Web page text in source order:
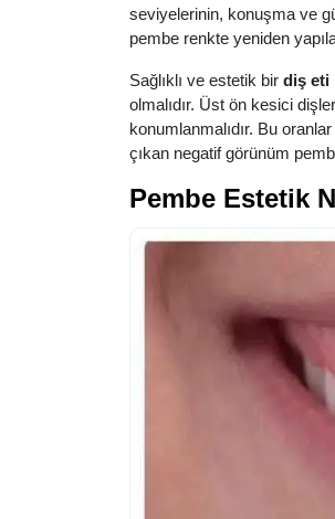
seviyelerinin, konuşma ve
pembe renkte yeniden
Sağlıklı ve estetik bir diş eti
olmalıdır. Üst ön kesici
konumlanmalıdır. Bu
çıkan negatif görünüm
Pembe Estetik